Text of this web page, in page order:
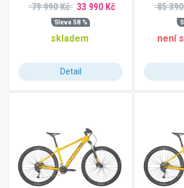
79 990 Kč 33 990 Kč
Sleva 58 %
skladem
Detail
85
není